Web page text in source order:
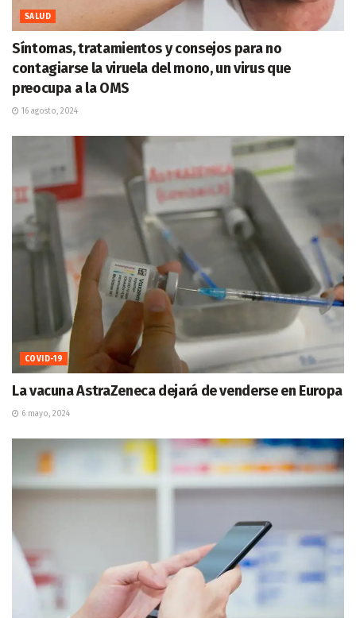
SALUD
Síntomas, tratamientos y consejos para no
contagiarse la viruela del mono, un virus que
preocupa a la OMS
16 agosto, 2024
COVID-19
La vacuna AstraZeneca dejará de venderse en Europa
6 mayo, 2024